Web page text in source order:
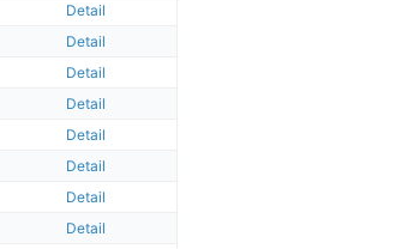
Detail
Detail
Detail
Detail
Detail
Detail
Detail
Detail